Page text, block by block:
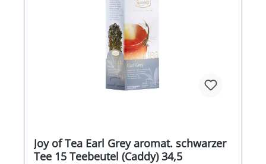
Joy of Tea Earl Grey aromat. schwarzer
Tee 15 Teebeutel (Caddy) 34,5